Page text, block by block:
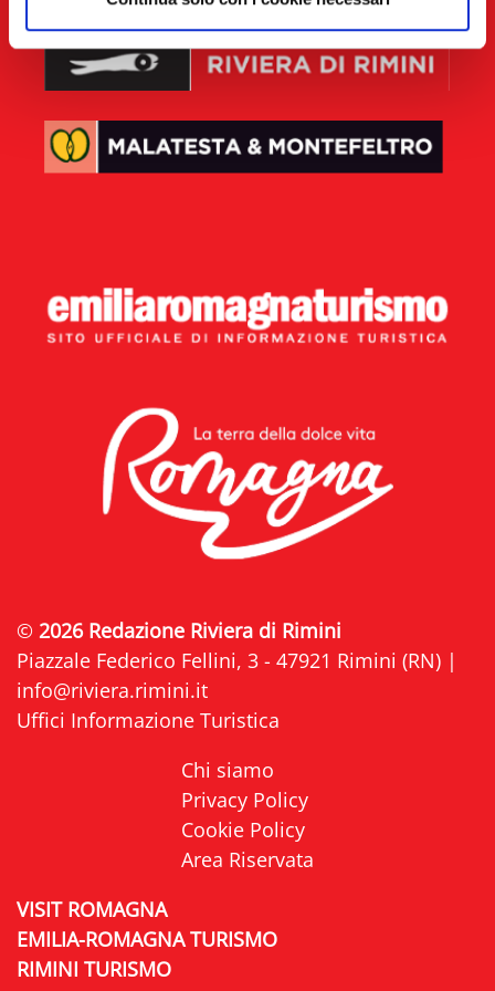
© 2026 Redazione Riviera di Rimini
Piazzale Federico Fellini, 3 - 47921 Rimini (RN) |
info@riviera.rimini.it
Uffici Informazione Turistica
Chi siamo
Privacy Policy
Cookie Policy
Area Riservata
VISIT ROMAGNA
EMILIA-ROMAGNA TURISMO
RIMINI TURISMO